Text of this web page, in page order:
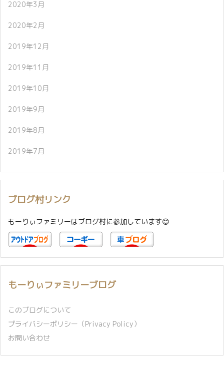
2020年3月
2020年2月
2019年12月
2019年11月
2019年10月
2019年9月
2019年8月
2019年7月
ブログ村リンク
もーりぃファミリーはブログ村に参加しています😊
もーりぃファミリーブログ
このブログについて
プライバシーポリシー（Privacy Policy）
お問い合わせ